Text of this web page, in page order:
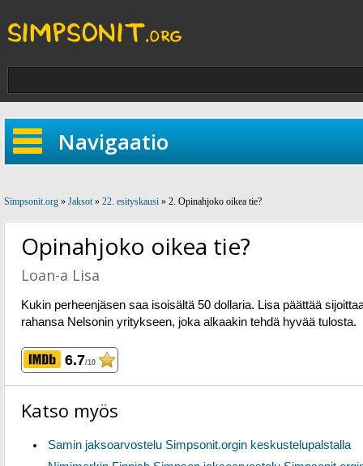
Navigaatio
Simpsonit.org » Jaksot» 22. esityskausi » 2. Opinahjoko oikea tie?
Opinahjoko oikea tie?
Loan-a Lisa
Kukin perheenjäsen saa isoisältä 50 dollaria. Lisa päättää
rahansa Nelsonin yritykseen, joka alkaakin tehdä hyvää tulosta.
6.7/10
Katso myös
Samin jaksoarvostelu Simpsonit.orgin keskustelupalstalla